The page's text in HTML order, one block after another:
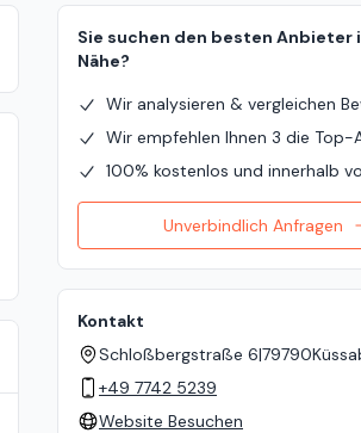
Sie suchen den besten Anbieter
Nähe?
Wir analysieren & vergleichen
Wir empfehlen Ihnen 3 die Top-
100% kostenlos und innerhalb
Unverbindlich Anfragen
Kontakt
Schloßbergstraße 6|79790
+49 7742 5239
Website Besuchen